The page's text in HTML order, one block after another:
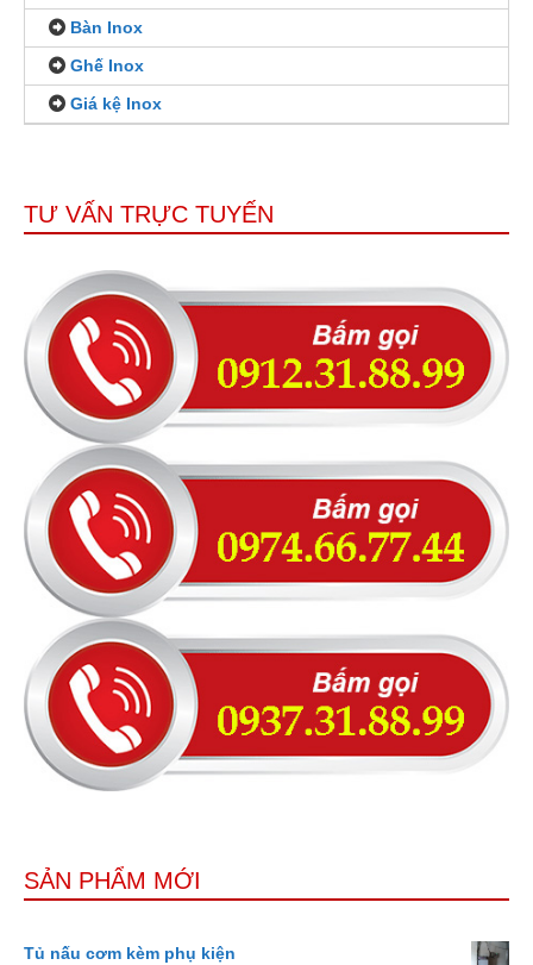
Bàn Inox
Ghế Inox
Giá kệ Inox
TƯ VẤN TRỰC TUYẾN
SẢN PHẨM MỚI
Tủ nấu cơm kèm phụ kiện